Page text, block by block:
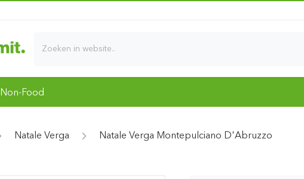
Non-Food
Natale Verga Natale Verga Montepulciano D'Abruzzo